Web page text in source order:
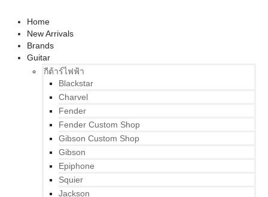
Home
New Arrivals
Brands
Guitar
กีต้าร์ไฟฟ้า
Blackstar
Charvel
Fender
Fender Custom Shop
Gibson Custom Shop
Gibson
Epiphone
Squier
Jackson